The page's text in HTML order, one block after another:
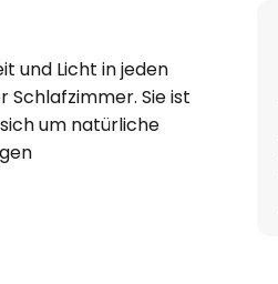
und Licht in jeden
Sie ist
um natürliche
kann sich die Farbe